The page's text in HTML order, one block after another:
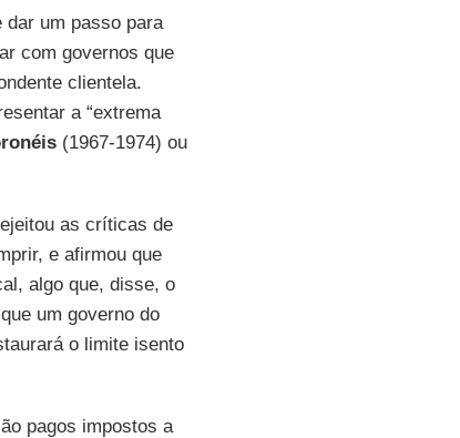
um passo para
com governos que
clientela.
a “extrema
(1967-1974) ou
as críticas de
e afirmou que
algo que, disse, o
um governo do
o limite isento
pagos impostos a